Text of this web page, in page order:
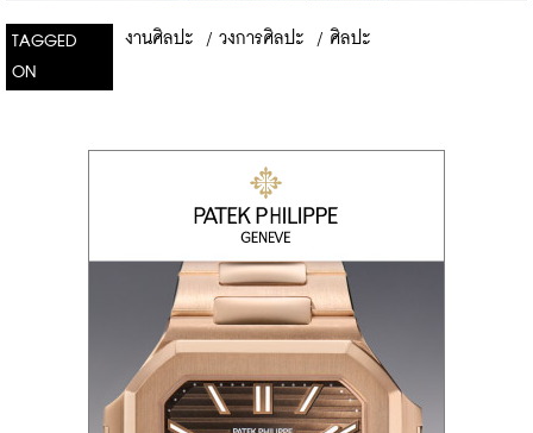
TAGGED
ON
งานศิลปะ / วงการศิลปะ / ศิลปะ